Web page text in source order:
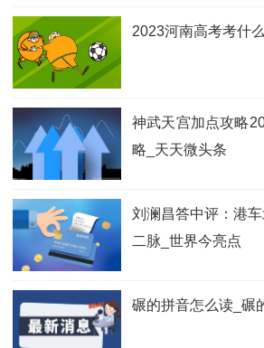
2023河南高考考什
神武天宫加点攻略
略_天天微头条
刘澜昌答中评：港
二脉_世界今亮点
碾的拼音怎么读_碾